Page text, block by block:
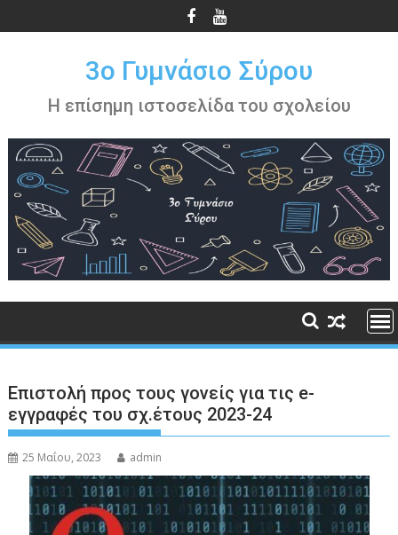
στο
3ο Γυμνάσιο Σύρου
Η επίσημη ιστοσελίδα του σχολείου
Επιστολή προς τους γονείς για τις e-
εγγραφές του σχ.έτους 2023-24
25 Μαΐου, 2023 admin